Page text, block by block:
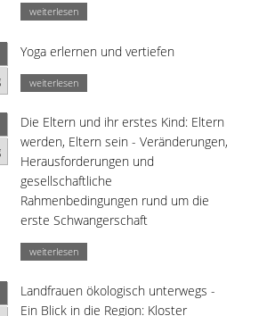
weiterlesen
Yoga erlernen und vertiefen
weiterlesen
Die Eltern und ihr erstes Kind: Eltern
werden, Eltern sein - Veränderungen,
Herausforderungen und
gesellschaftliche
Rahmenbedingungen rund um die
erste Schwangerschaft
weiterlesen
Landfrauen ökologisch unterwegs -
Ein Blick in die Region: Kloster